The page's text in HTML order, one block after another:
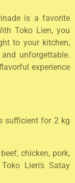
is a favorite
Toko Lien, you
to your kitchen,
unforgettable.
experience
sufficient for 2 kg
chicken, pork,
Lien's Satay